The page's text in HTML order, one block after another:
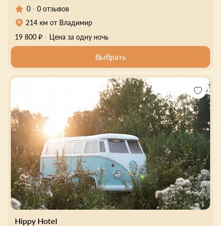
0
0 отзывов
214 км от Владимир
19 800 ₽
Цена за одну ночь
Выбрать
Hippy Hotel